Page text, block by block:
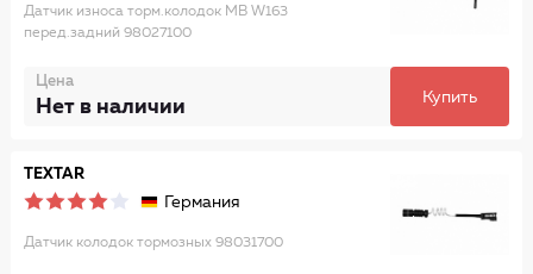
Датчик износа торм.колодок MB W163
перед.задний 98027100
Цена
Нет в наличии Купить
TEXTAR
Германия
Датчик колодок тормозных 98031700